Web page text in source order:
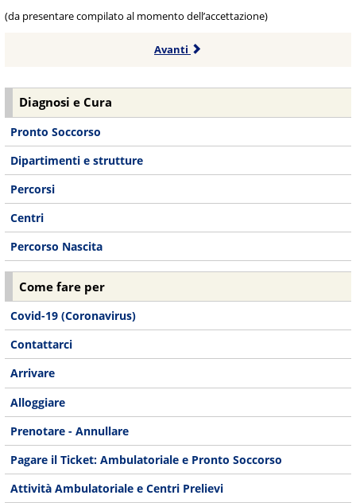
(da presentare compilato al momento dell’accettazione)
Avanti
Diagnosi e Cura
Pronto Soccorso
Dipartimenti e strutture
Percorsi
Centri
Percorso Nascita
Come fare per
Covid-19 (Coronavirus)
Contattarci
Arrivare
Alloggiare
Prenotare - Annullare
Pagare il Ticket: Ambulatoriale e Pronto Soccorso
Attività Ambulatoriale e Centri Prelievi